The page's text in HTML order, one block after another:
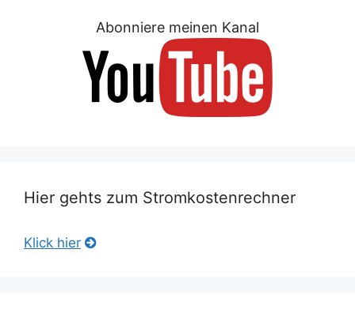
Abonniere meinen Kanal
Hier gehts zum Stromkostenrechner
Klick hier